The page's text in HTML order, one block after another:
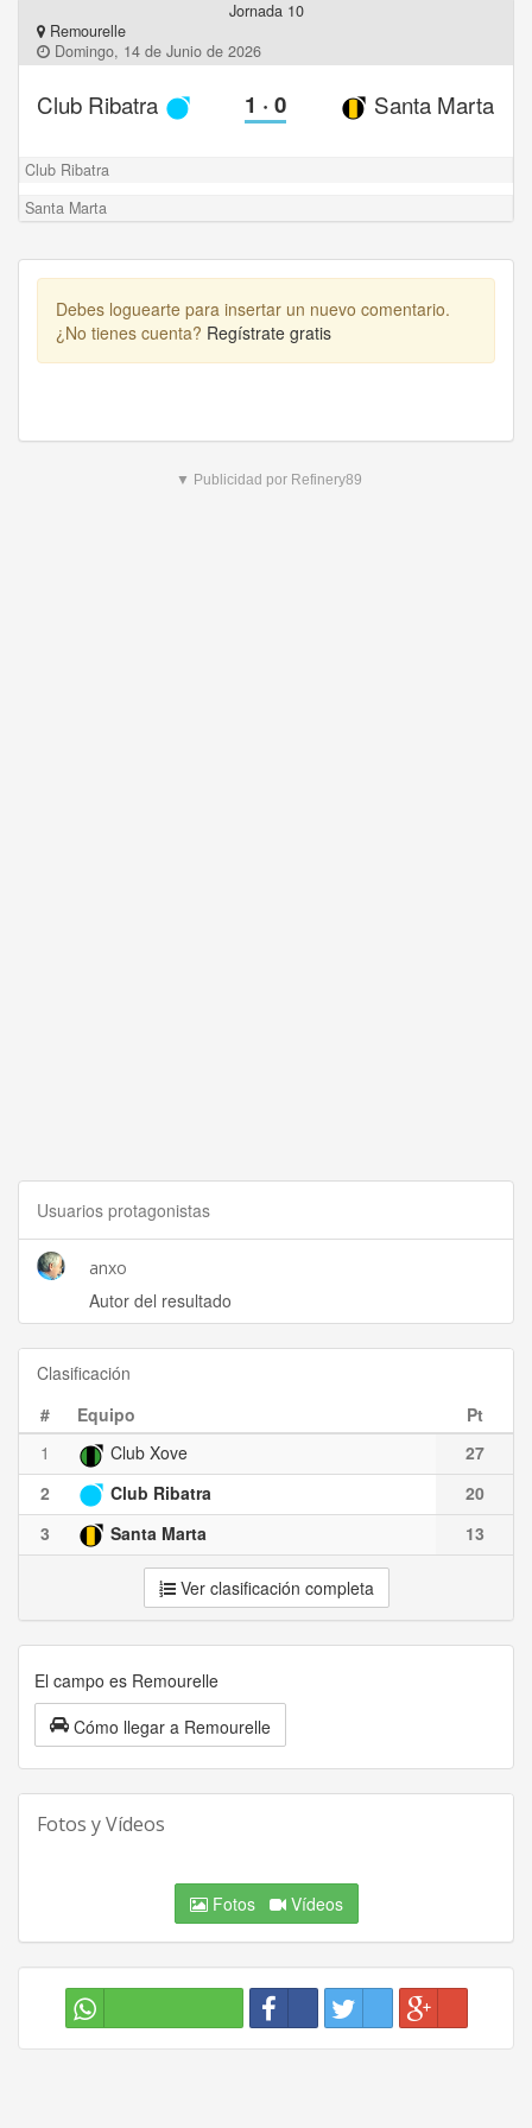
Jornada 10
Remourelle
Domingo, 14 de Junio de 2026
Club Ribatra 1 ·0 Santa Marta
Club Ribatra
Santa Marta
Debes loguearte para insertar un nuevo comentario.
¿No tienes cuenta? Regístrate gratis
▼ Publicidad por Refinery89
Usuarios protagonistas
anxo
Autor del resultado
Clasificación
#
Equipo
Pt
1
Club Xove
27
2
Club Ribatra
20
3
Santa Marta 13
Ver clasificación completa
El campo es Remourelle
Cómo llegar a Remourelle
Fotos y Vídeos
Fotos Vídeos